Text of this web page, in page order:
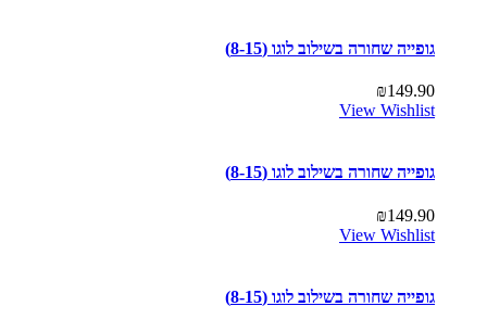
גופייה שחורה בשילוב לוגו (8-15)
₪149.90
View Wishlist
גופייה שחורה בשילוב לוגו (8-15)
₪149.90
View Wishlist
גופייה שחורה בשילוב לוגו (8-15)